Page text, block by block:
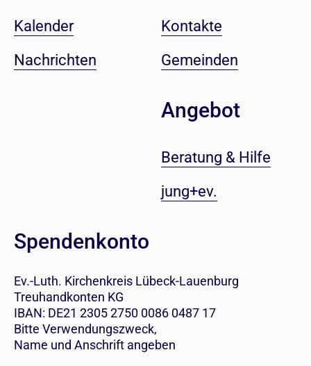
Kalender
Nachrichten
Kontakte
Gemeinden
Angebot
Beratung & Hilfe
jung+ev.
Spendenkonto
Ev.-Luth. Kirchenkreis Lübeck-Lauenburg
Treuhandkonten KG
IBAN: DE21 2305 2750 0086 0487 17
Bitte Verwendungszweck,
Name und Anschrift angeben